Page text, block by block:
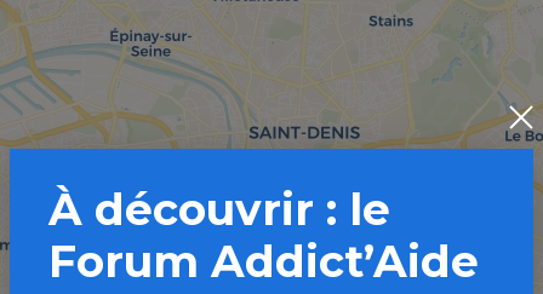
À découvrir : le
Forum Addict’Aide